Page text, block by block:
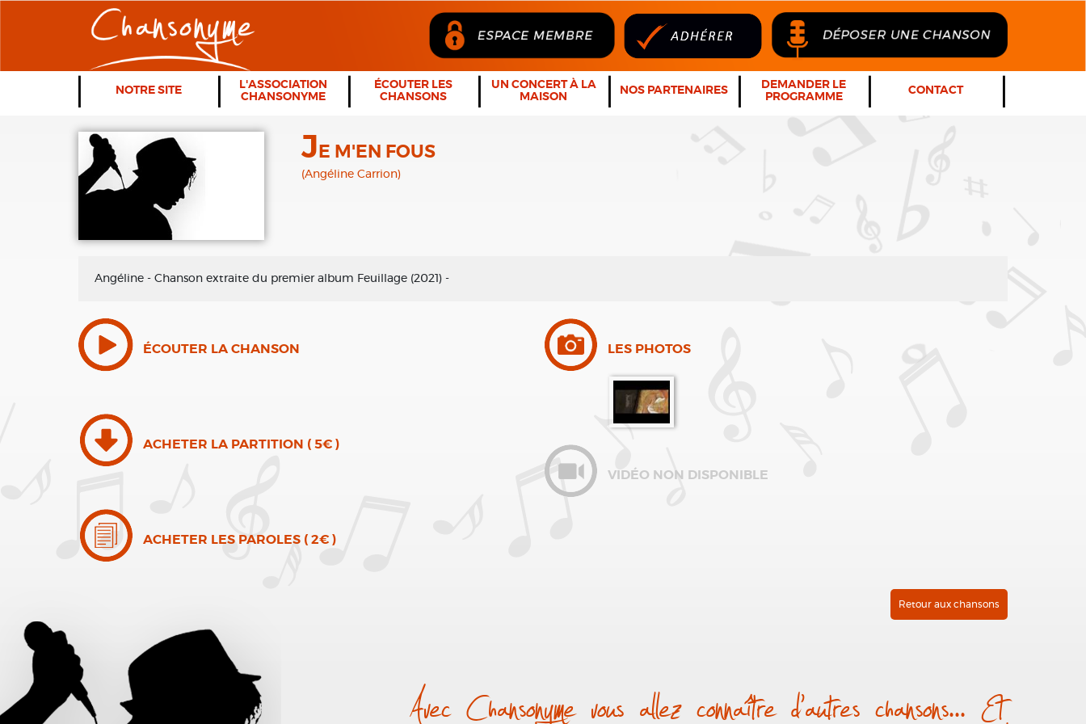
NOTRE SITE
L'ASSOCIATION
CHANSONYME
ÉCOUTER LES
CHANSONS
UN CONCERT À LA
MAISON
NOS PARTENAIRES
DEMANDER LE
PROGRAMME
CONTACT
J E M'EN FOUS
(Angéline Carrion)
Angéline - Chanson extraite du premier album Feuillage (2021) -
ÉCOUTER LA CHANSON
ACHETER LA PARTITION ( 5€ )
ACHETER LES PAROLES ( 2€ )
LES PHOTOS
VIDÉO NON DISPONIBLE
Retour aux chansons
Avec Chansonyme vous allez connaître d’autres chansons... Et